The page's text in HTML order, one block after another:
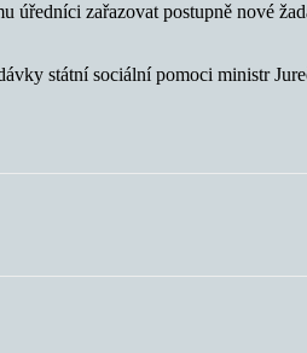
zařazovat postupně nové
státní sociální pomoci ministr